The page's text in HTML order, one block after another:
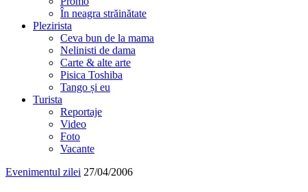
În neagra străinătate
Plezirista
Ceva bun de la mama
Nelinisti de dama
Carte & alte arte
Pisica Toshiba
Tango și eu
Turista
Reportaje
Video
Foto
Vacante
Evenimentul zilei 27/04/2006